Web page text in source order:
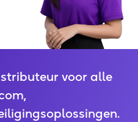
voor alle